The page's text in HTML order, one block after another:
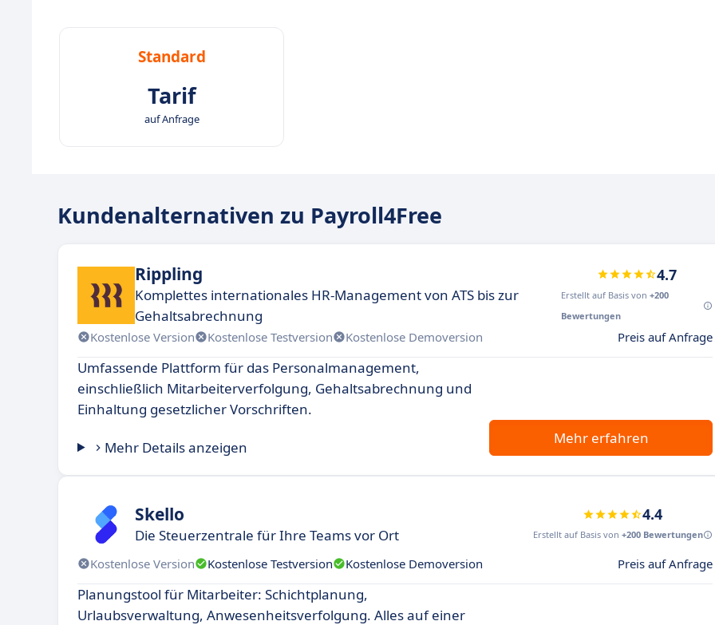
Standard
Tarif
auf Anfrage
Kundenalternativen zu Payroll4Free
Rippling
Komplettes internationales HR-Management von ATS bis zur
Gehaltsabrechnung
4.7
Erstellt auf Basis von+200
Bewertungen
Kostenlose Version Kostenlose Testversion Kostenlose Demoversion Preis auf Anfrage
Umfassende Plattform für das Personalmanagement,
einschließlich Mitarbeiterverfolgung, Gehaltsabrechnung und
Einhaltung gesetzlicher Vorschriften.
Mehr Details anzeigen
Mehr erfahren
Skello
Die Steuerzentrale für Ihre Teams vor Ort
4.4
Erstellt auf Basis von +200 Bewertungen
Kostenlose Version Kostenlose Testversion Kostenlose Demoversion Preis auf Anfrage
Planungstool für Mitarbeiter: Schichtplanung,
Urlaubsverwaltung, Anwesenheitsverfolgung. Alles auf einer